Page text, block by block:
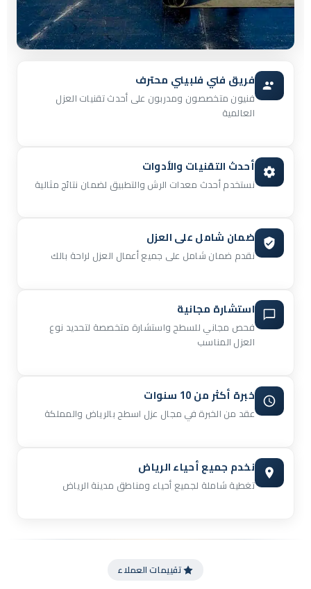
فريق فني فلبيني محترف
فنيون متخصصون ومدربون على أحدث تقنيات العزل
العالمية
أحدث التقنيات والأدوات
نستخدم أحدث معدات الرش والتطبيق لضمان نتائج مثالية
ضمان شامل على العزل
نقدم ضمان شامل على جميع أعمال العزل لراحة بالك
استشارة مجانية
فحص مجاني للسطح واستشارة متخصصة لتحديد نوع
العزل المناسب
خبرة أكثر من 10 سنوات
عقد من الخبرة في مجال عزل اسطح بالرياض والمملكة
نخدم جميع أحياء الرياض
تغطية شاملة لجميع أحياء ومناطق مدينة الرياض
تقييمات العملاء